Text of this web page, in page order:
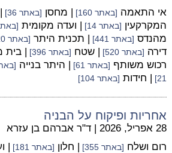
אי התאמה [באתר 160] | מחסן [באתר 36]
המקרקעין [באתר 14] | ועדה מקומית [באתר
מהנדס [באתר 441] | תכנית היתר [באתר 20]
דירה [באתר 520] | שטח [באתר 396] | בית
רכוש משותף [באתר 61] | היתר בנייה [באתר
21]
| חידות [באתר 104]
אחריות ופיקוח על הבניה
28 אפריל, 2026 | ד"ר אברהם בן עזרא
רום ושלח [באתר 355] | חלון [באתר 181] |